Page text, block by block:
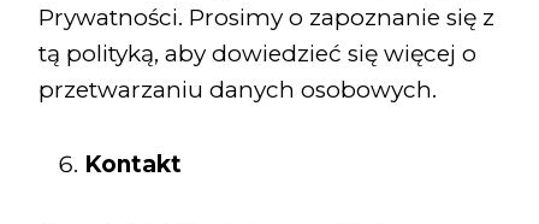
Prywatności. Prosimy o zapoznanie się z
tą polityką, aby dowiedzieć się więcej o
przetwarzaniu danych osobowych.
Kontakt